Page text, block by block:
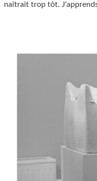
naîtrait trop tôt.